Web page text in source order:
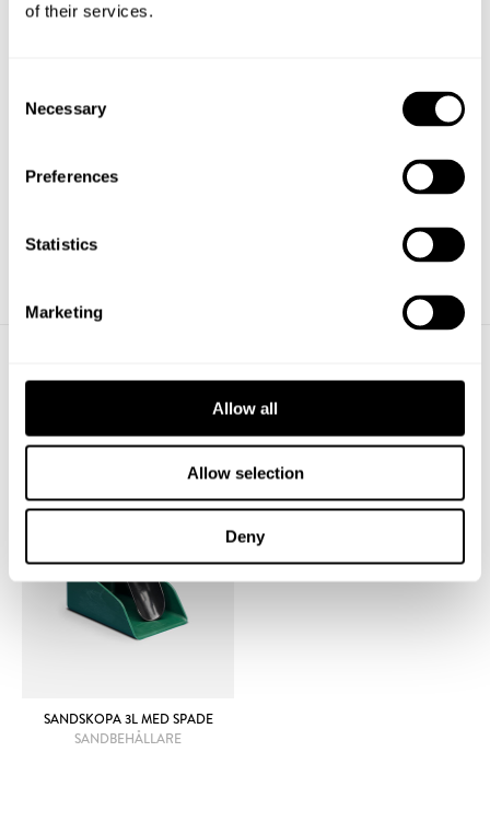
of their services.
Selection
Necessary
Preferences
Statistics
Marketing
Allow all
Allow selection
Deny
infäst med varmgalvaniserade gångjärn. I uppfällt läge stoppas
locket av invändigt monterade kättingar. Sandbehållaren har 10
vit text. Kan beställas med tillvalet monterad låshasp.
TILLBEHÖR
SANDSKOPA 3L MED SPADE
SANDBEHÅLLARE